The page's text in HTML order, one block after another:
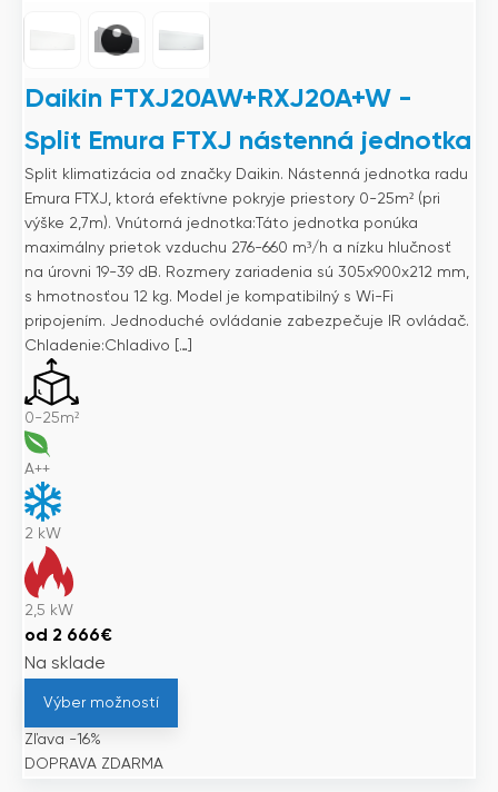
Daikin FTXJ20AW+RXJ20A+W -
Split Emura FTXJ nástenná jednotka
Split klimatizácia od značky Daikin. Nástenná jednotka radu
Emura FTXJ, ktorá efektívne pokryje priestory 0-25m² (pri
výške 2,7m). Vnútorná jednotka:Táto jednotka ponúka
maximálny prietok vzduchu 276-660 m³/h a nízku hlučnosť
na úrovni 19-39 dB. Rozmery zariadenia sú 305x900x212 mm,
s hmotnosťou 12 kg. Model je kompatibilný s Wi-Fi
pripojením. Jednoduché ovládanie zabezpečuje IR ovládač.
Chladenie:Chladivo […]
0-25m²
A++
2 kW
2,5 kW
od 2 666€
Na sklade
Výber možností
Zľava -16%
DOPRAVA ZDARMA